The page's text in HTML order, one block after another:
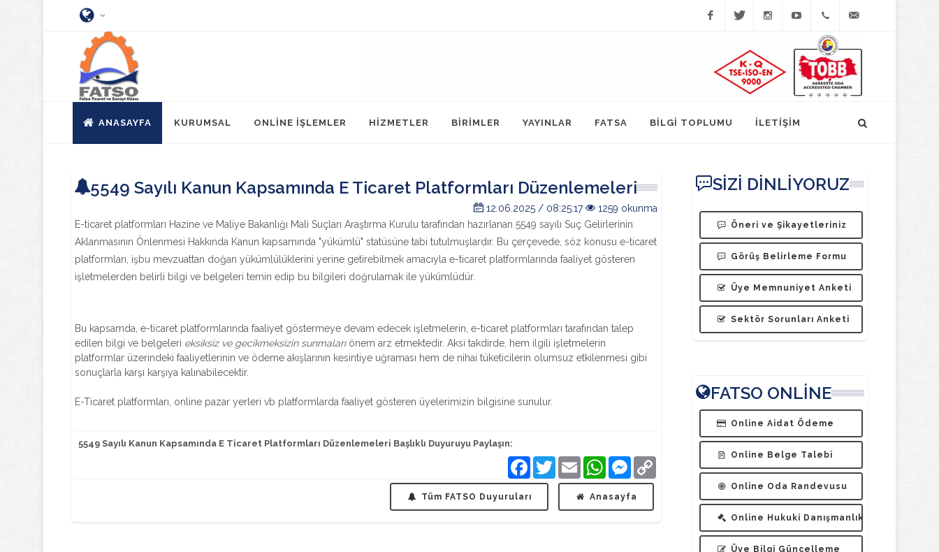
InstagramYouTube(452)
423-
bilgi@fatsatso.org.tr
ANASAYFA KURUMSAL ONLİNE İŞLEMLER HİZMETLER BİRİMLER YAYINLAR FATSA BİLGİ TOPLUMU İLETİŞİM
5549 Sayılı Kanun Kapsamında E Ticaret Platformları Düzenlemeleri
12.06.2025 / 08:25:17
1259 okunma
E-ticaret platformları Hazine ve Maliye Bakanlığı Mali Suçları Araştırma Kurulu tarafından hazırlanan 5549 sayılı Suç Gelirlerinin
Aklanmasının Önlenmesi Hakkında Kanun kapsamında "yükümlü" statüsüne tabi tutulmuşlardır. Bu çerçevede, söz konusu e-ticaret
platformları, işbu mevzuattan doğan yükümlülüklerini yerine getirebilmek amacıyla e-ticaret platformlarında faaliyet gösteren
işletmelerden belirli bilgi ve belgeleri temin edip bu bilgileri doğrulamak ile yükümlüdür.
Bu kapsamda, e-ticaret platformlarında faaliyet göstermeye devam edecek işletmelerin, e-ticaret platformları tarafından talep
edilen bilgi ve belgeleri eksiksiz ve gecikmeksizin sunmalarıönem arz etmektedir. Aksi takdirde, hem ilgili işletmelerin
platformlar üzerindeki faaliyetlerinin ve ödeme akışlarının kesintiye uğraması hem de nihai tüketicilerin olumsuz etkilenmesi gibi
sonuçlarla karşı karşıya kalınabilecektir.
E-Ticaret platformları, online pazar yerleri vb platformlarda faaliyet gösteren üyelerimizin bilgisine sunulur.
5549 Sayılı Kanun Kapsamında E Ticaret Platformları Düzenlemeleri Başlıklı Duyuruyu Paylaşın:
FacebookTwitterEmail WhatsAppMessenger
Tüm FATSO Duyuruları Anasayfa
SİZİ DİNLİYORUZ
Öneri ve Şikayetleriniz
Görüş Belirleme Formu
Üye Memnuniyet Anketi
Sektör Sorunları Anketi
FATSO ONLİNE
Online Aidat Ödeme
Online Belge Talebi
Online Oda Randevusu
Online Hukuki Danışmanlık
Üye Bilgi Güncelleme